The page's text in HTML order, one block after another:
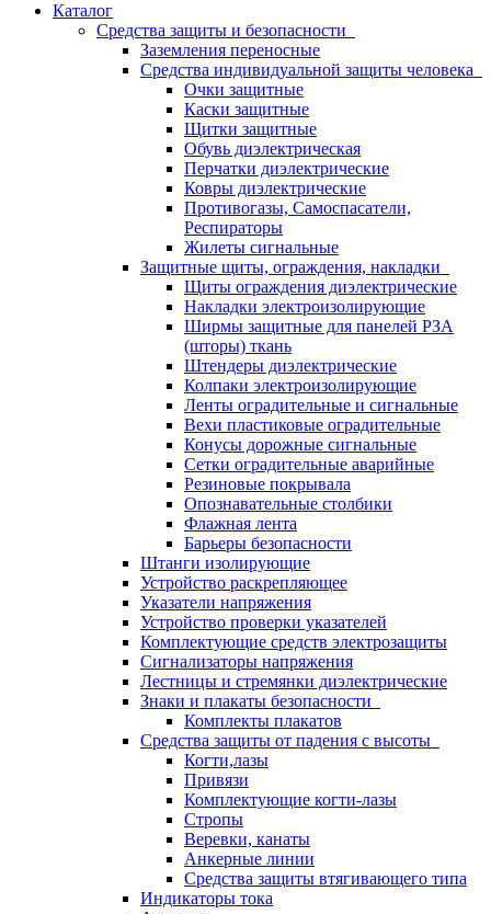
Каталог
Средства защиты и безопасности
Заземления переносные
Средства индивидуальной защиты человека
Очки защитные
Каски защитные
Щитки защитные
Обувь диэлектрическая
Перчатки диэлектрические
Ковры диэлектрические
Противогазы, Самоспасатели,
Респираторы
Жилеты сигнальные
Защитные щиты, ограждения, накладки
Щиты ограждения диэлектрические
Накладки электроизолирующие
Ширмы защитные для панелей РЗА
(шторы) ткань
Штендеры диэлектрические
Колпаки электроизолирующие
Ленты оградительные и сигнальные
Вехи пластиковые оградительные
Конусы дорожные сигнальные
Сетки оградительные аварийные
Резиновые покрывала
Опознавательные столбики
Флажная лента
Барьеры безопасности
Штанги изолирующие
Устройство раскрепляющее
Указатели напряжения
Устройство проверки указателей
Комплектующие средств электрозащиты
Сигнализаторы напряжения
Лестницы и стремянки диэлектрические
Знаки и плакаты безопасности
Комплекты плакатов
Средства защиты от падения с высоты
Когти,лазы
Привязи
Комплектующие когти-лазы
Стропы
Веревки, канаты
Анкерные линии
Средства защиты втягивающего типа
Индикаторы тока